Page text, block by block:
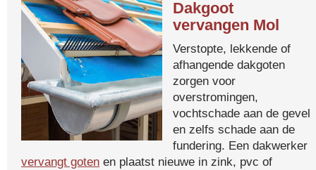
Dakgoot
vervangen Mol
Verstopte, lekkende of
afhangende dakgoten
zorgen voor
overstromingen,
vochtschade aan de gevel
en zelfs schade aan de
fundering. Een dakwerker
vervangt goten en plaatst nieuwe in zink, pvc of